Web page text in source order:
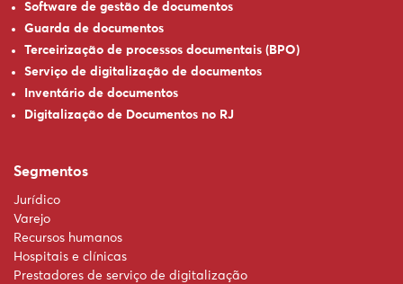
Software de gestão de documentos
Guarda de documentos
Terceirização de processos documentais (BPO)
Serviço de digitalização de documentos
Inventário de documentos
Digitalização de Documentos no RJ
Segmentos
Jurídico
Varejo
Recursos humanos
Hospitais e clínicas
Prestadores de serviço de digitalização